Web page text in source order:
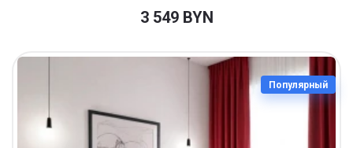
3 549 BYN
Популярный